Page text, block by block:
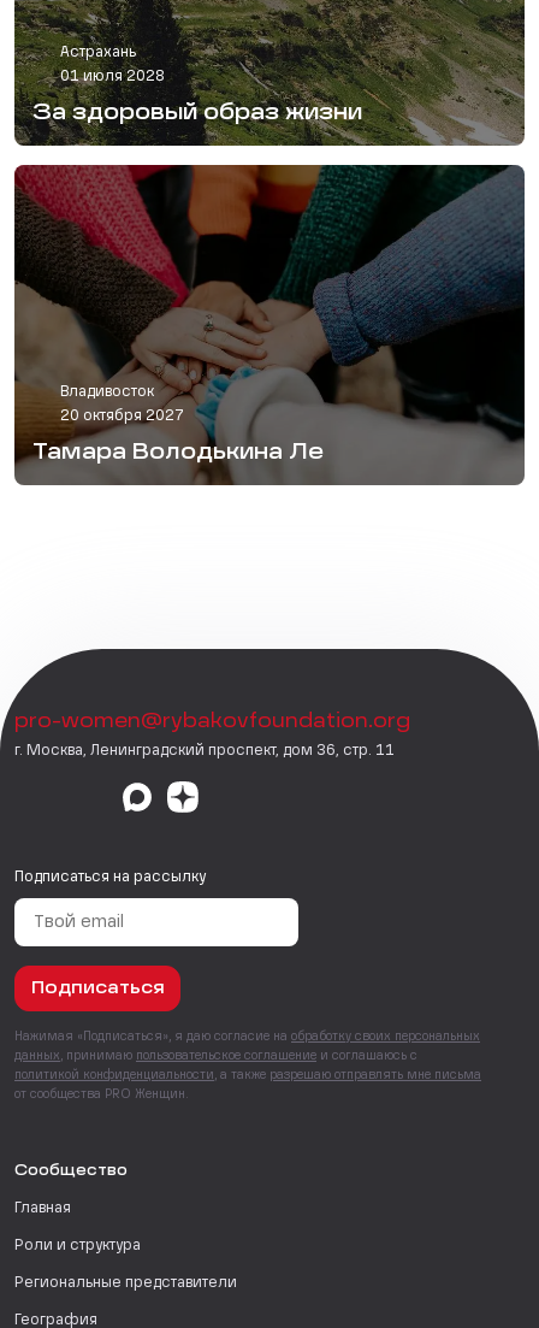
Астрахань
01 июля 2028
За здоровый образ жизни
Владивосток
20 октября 2027
Тамара Володькина Ле
pro-women@rybakovfoundation.org
г. Москва, Ленинградский проспект, дом 36, стр. 11
Подписаться на рассылку
Подписаться
Нажимая «Подписаться», я даю согласие на обработку своих персональных
данных , принимаю пользовательское соглашение и соглашаюсь с
политикой конфиденциальности , а также разрешаю отправлять мне письма
от сообщества PRO Женщин.
Сообщество
Главная
Роли и структура
Региональные представители
География